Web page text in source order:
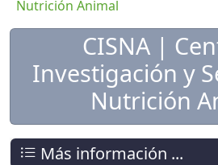
Nutrición Animal
CISNA |
Investigación y
Nutrición
Más información ...